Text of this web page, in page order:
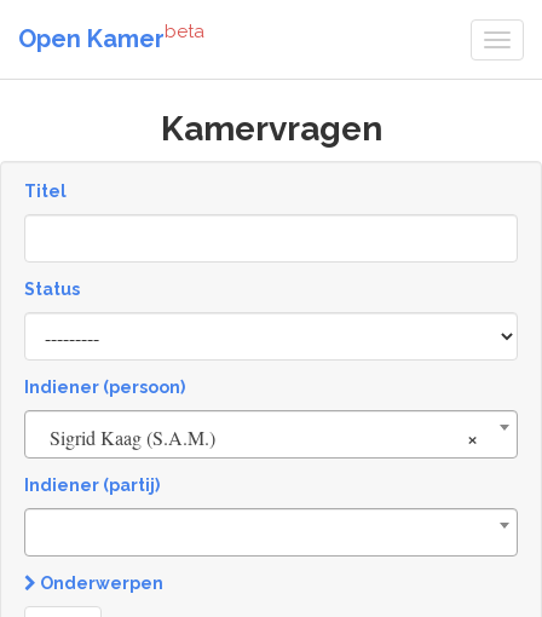
Open Kamerbeta
Kamervragen
Titel
Status
[invalid
name]
Indiener (persoon)
×
Sigrid Kaag (S.A.M.)
Indiener (partij)
Onderwerpen